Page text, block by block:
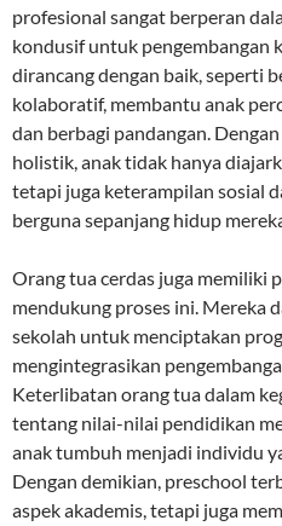
profesional sangat berperan
kondusif untuk pengembangan
dirancang dengan baik, seperti
kolaboratif, membantu anak
dan berbagi pandangan.
holistik, anak tidak hanya
tetapi juga keterampilan sosial
berguna sepanjang hidup
Orang tua cerdas juga memiliki
mendukung proses ini. Mereka
sekolah untuk menciptakan
mengintegrasikan
Keterlibatan orang tua dalam
tentang nilai-nilai pendidikan
anak tumbuh menjadi individu
Dengan demikian, preschool
aspek akademis, tetapi juga